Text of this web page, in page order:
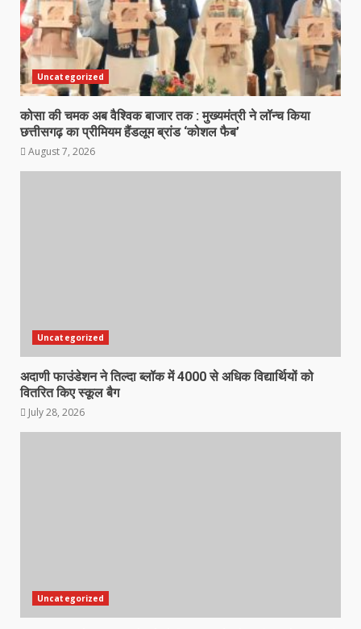
Uncategorized
कोसा की चमक अब वैश्विक बाजार तक : मुख्यमंत्री ने लॉन्च किया
छत्तीसगढ़ का प्रीमियम हैंडलूम ब्रांड ‘कोशल फैब’
August 7, 2026
Uncategorized
अदाणी फाउंडेशन ने तिल्दा ब्लॉक में 4000 से अधिक विद्यार्थियों को
वितरित किए स्कूल बैग
July 28, 2026
Uncategorized